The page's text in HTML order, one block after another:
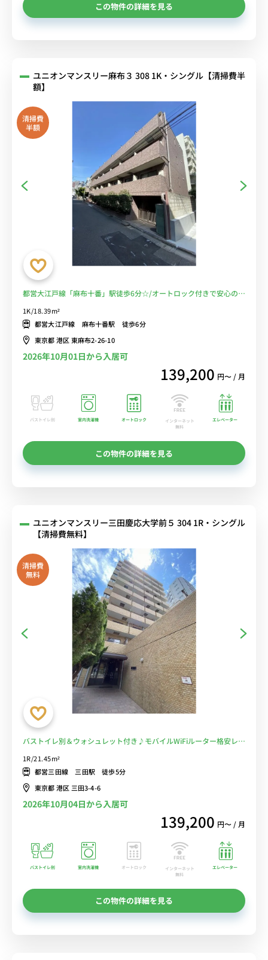
この物件の詳細を見る
ユニオンマンスリー麻布３ 308 1K・シングル【清掃費半
額】
清掃費
半額
都営大江戸線「麻布十番」駅徒歩6分☆/オートロック付きで安心のセ
キュリティ！/スーパー＆コンビニ2件至近、生活に便利♪/■選べる
Wi-Fi格安レンタル中！
1K/18.39m²
都営大江戸線 麻布十番駅 徒歩6分
東京都 港区 東麻布2-26-10
2026年10月01日から入居可
139,200 円〜 / 月
バストイレ別 室内洗濯機 オートロック
インターネット
無料
エレベーター
この物件の詳細を見る
ユニオンマンスリー三田慶応大学前５ 304 1R・シングル
【清掃費無料】
清掃費
無料
バストイレ別＆ウォシュレット付き♪モバイルWiFiルーター格安レン
1R/21.45m²
都営三田線 三田駅 徒歩5分
東京都 港区 三田3-4-6
2026年10月04日から入居可
139,200 円〜 / 月
バストイレ別 室内洗濯機 オートロック
インターネット
無料
エレベーター
この物件の詳細を見る